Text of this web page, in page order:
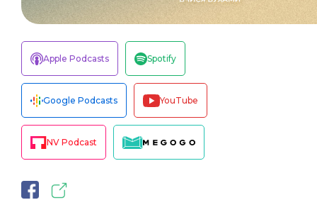
Apple Podcasts Spotify
Google Podcasts YouTube
NV Podcast